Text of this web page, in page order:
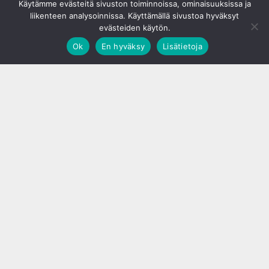
Käytämme evästeitä sivuston toiminnoissa, ominaisuuksissa ja
liikenteen analysoinnissa. Käyttämällä sivustoa hyväksyt
evästeiden käytön.
Ok
En hyväksy Lisätietoja